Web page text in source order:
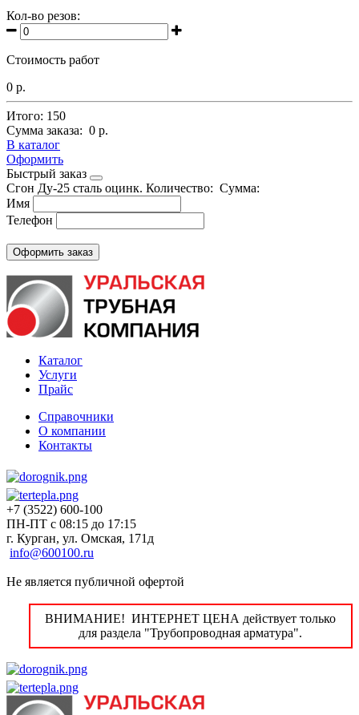
Кол-во резов:
Стоимость работ
0 р.
Итого: 150
Сумма заказа: 0 р.
В каталог
Оформить
Быстрый заказ
Сгон Ду-25 сталь оцинк. Количество: Сумма:
Имя
Телефон
Каталог
Услуги
Прайс
Справочники
О компании
Контакты
+7 (3522) 600-100
ПН-ПТ с 08:15 до 17:15
г. Курган, ул. Омская, 171д
info@600100.ru
Не является публичной офертой
ВНИМАНИЕ! ИНТЕРНЕТ ЦЕНА действует только
для раздела "Трубопроводная арматура".